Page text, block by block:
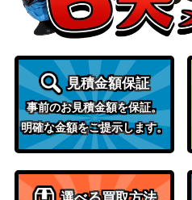
見積金額保証
事前のお見積金額を保証。
明確な金額をご提示します。